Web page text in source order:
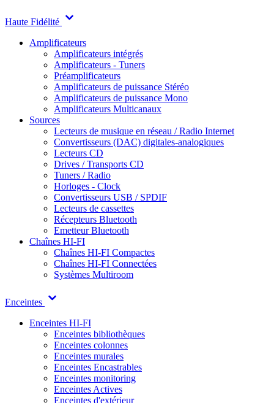
Haute Fidélité
Amplificateurs
Amplificateurs intégrés
Amplificateurs - Tuners
Préamplificateurs
Amplificateurs de puissance Stéréo
Amplificateurs de puissance Mono
Amplificateurs Multicanaux
Sources
Lecteurs de musique en réseau / Radio Internet
Convertisseurs (DAC) digitales-analogiques
Lecteurs CD
Drives / Transports CD
Tuners / Radio
Horloges - Clock
Convertisseurs USB / SPDIF
Lecteurs de cassettes
Récepteurs Bluetooth
Emetteur Bluetooth
Chaînes HI-FI
Chaînes HI-FI Compactes
Chaînes HI-FI Connectées
Systèmes Multiroom
Enceintes
Enceintes HI-FI
Enceintes bibliothèques
Enceintes colonnes
Enceintes murales
Enceintes Encastrables
Enceintes monitoring
Enceintes Actives
Enceintes d'extérieur